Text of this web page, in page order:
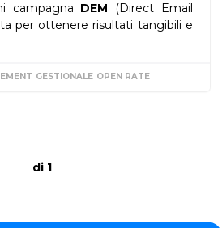
campagna DEM (Direct Email
per ottenere risultati tangibili e
GESTIONALE OPEN RATE
di 1